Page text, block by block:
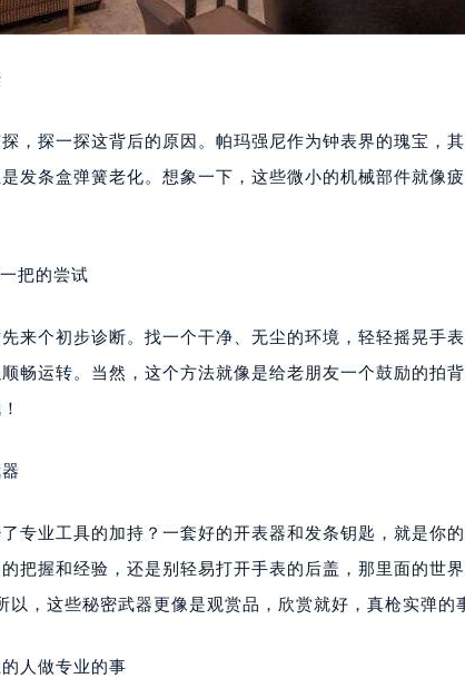
，探一探这背后的原因。帕玛强尼作为钟表界的瑰宝，
发条盒弹簧老化。想象一下，这些微小的机械部件就像
把的尝试
来个初步诊断。找一个干净、无尘的环境，轻轻摇晃手
畅运转。当然，这个方法就像是给老朋友一个鼓励的拍
专业工具的加持？一套好的开表器和发条钥匙，就是你
把握和经验，还是别轻易打开手表的后盖，那里面的世
以，这些秘密武器更像是观赏品，欣赏就好，真枪实弹的
人做专业的事